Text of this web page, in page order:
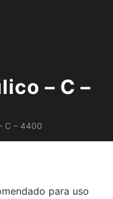
– C –
C – 4400
para uso